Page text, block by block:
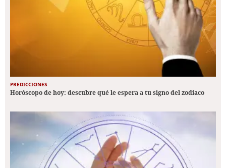
PREDICCIONES
Horóscopo de hoy: descubre qué le espera a tu signo del zodiaco